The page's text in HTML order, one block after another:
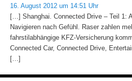
16. August 2012 um 14:51 Uhr
[…] Shanghai. Connected Drive – Teil 1:
Navigieren nach Gefühl. Raser zahlen
fahrstilabhängige KFZ-Versicherung
Connected Car, Connected Drive,
[…]